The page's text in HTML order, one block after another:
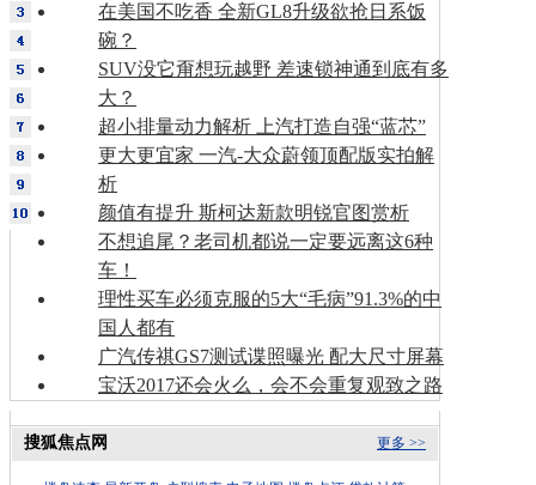
在美国不吃香 全新GL8升级欲抢日系饭
碗？
SUV没它甭想玩越野 差速锁神通到底有多
大？
超小排量动力解析 上汽打造自强“蓝芯”
更大更宜家 一汽-大众蔚领顶配版实拍解
析
颜值有提升 斯柯达新款明锐官图赏析
不想追尾？老司机都说一定要远离这6种
车！
理性买车必须克服的5大“毛病”91.3%的中
国人都有
广汽传祺GS7测试谍照曝光 配大尺寸屏幕
宝沃2017还会火么，会不会重复观致之路
更多 >>
搜狐焦点网